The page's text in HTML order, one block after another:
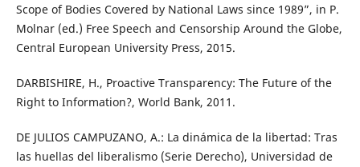
Scope of Bodies Covered by National Laws since 1989”, in P.
Molnar (ed.) Free Speech and Censorship Around the Globe,
Central European University Press, 2015.
DARBISHIRE, H., Proactive Transparency: The Future of the
Right to Information?, World Bank, 2011.
DE JULIOS CAMPUZANO, A.: La dinámica de la libertad: Tras
las huellas del liberalismo (Serie Derecho), Universidad de